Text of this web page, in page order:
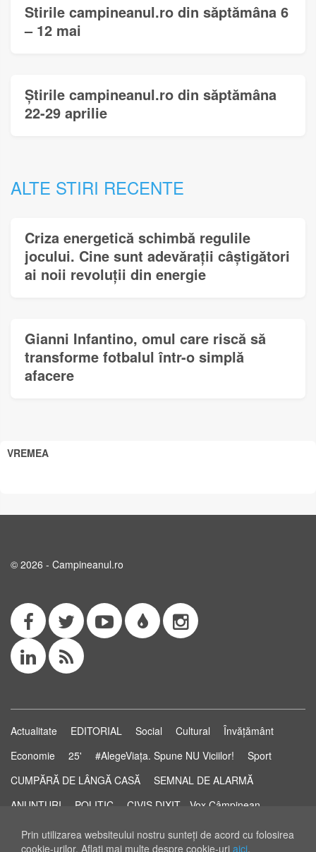
Prin utilizarea websiteului nostru sunteţi de acord cu folosirea
cookie-urilor. Aflaţi mai multe despre cookie-uri aici.
Stirile campineanul.ro din săptămâna 6
– 12 mai
Știrile campineanul.ro din săptămâna
22-29 aprilie
ALTE STIRI RECENTE
Criza energetică schimbă regulile
jocului. Cine sunt adevărații câștigători
ai noii revoluții din energie
Gianni Infantino, omul care riscă să
transforme fotbalul într-o simplă
afacere
VREMEA
© 2026 - Campineanul.ro
Actualitate EDITORIAL Social Cultural
Învățământ
Economie
25' #AlegeViața. Spune NU Viciilor!
Sport
CUMPĂRĂ DE LÂNGĂ CASĂ
SEMNAL DE ALARMĂ
ANUNȚURI
POLITIC
CIVIS DIXIT - Vox Câmpinean
Știri...să știi!
Pastila de Sănătate
STUDIO ELECTORAL